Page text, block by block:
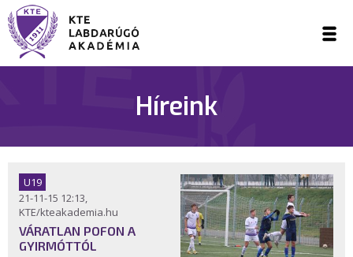
Híreink
U19
21-11-15 12:13,
KTE/kteakademia.hu
VÁRATLAN POFON A
GYIRMÓTTÓL